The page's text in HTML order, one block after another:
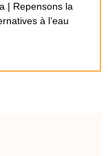
| Repensons la
à l’eau